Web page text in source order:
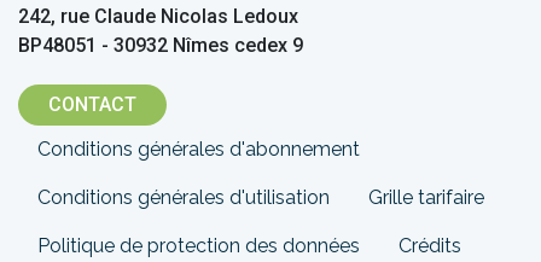
242, rue Claude Nicolas Ledoux
BP48051 - 30932 Nîmes cedex 9
CONTACT
Menu
Pied
de
Conditions générales d'abonnement
Conditions générales d'utilisation Grille tarifaire
Politique de protection des données Crédits